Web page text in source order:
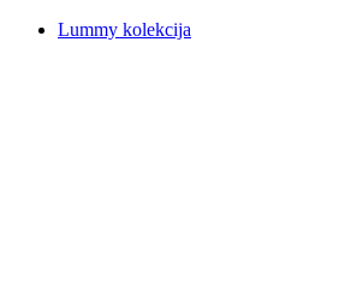
Lummy kolekcija